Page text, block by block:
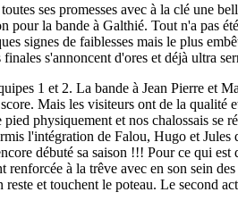
ses promesses avec à la clé une
la bande à Galthié. Tout n'a pas
signes de faiblesses mais le plus
s'annoncent d'ores et déjà ultra
1 et 2. La bande à Jean Pierre et
Mais les visiteurs ont de la
physiquement et nos chalossais
l'intégration de Falou, Hugo et
débuté sa saison !!! Pour ce qui
à la trêve avec en son sein
et touchent le poteau. Le second